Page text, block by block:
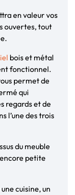
en valeur vos
ouvertes, tout
bois et métal
fonctionnel.
permet de
qui
regards et de
l’une des trois
du meuble
petite
cuisine, un